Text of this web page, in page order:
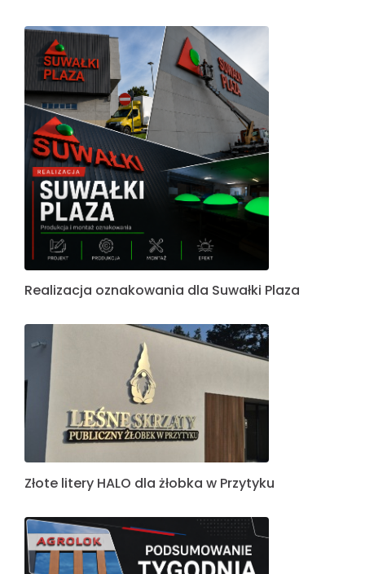
Realizacja oznakowania dla Suwałki Plaza
Złote litery HALO dla żłobka w Przytyku